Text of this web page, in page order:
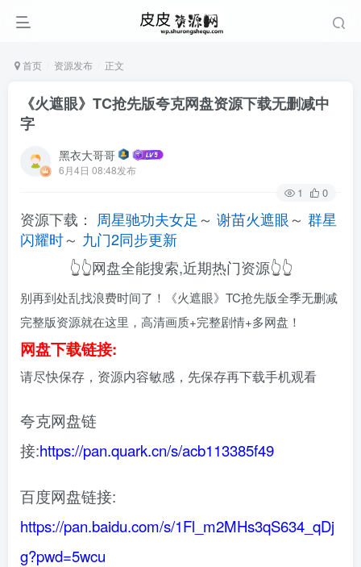
首页 资源发布 正文
《火遮眼》TC抢先版夸克网盘资源下载无删减中
字
黑衣大哥哥
6月4日 08:48发布
1 0
资源下载： 周星驰功夫女足 ～ 谢苗火遮眼～ 群星
闪耀时～ 九门2同步更新
👆👆网盘全能搜索,近期热门资源👆👆
别再到处乱找浪费时间了！《火遮眼》TC抢先版全季无删减
完整版资源就在这里，高清画质+完整剧情+多网盘！
网盘下载链接:
请尽快保存，资源内容敏感，先保存再下载手机观看
夸克网盘链
接:https://pan.quark.cn/s/acb113385f49
百度网盘链接:
https://pan.baidu.com/s/1Fl_m2MHs3qS634_qDj
g?pwd=5wcu